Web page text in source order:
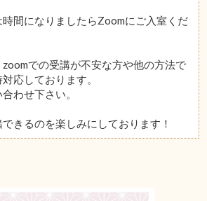
時間になりましたらZoomにご入室くだ
zoomでの受講が不安な方や他の方法で
対応しております。
わせ下さい。
できるのを楽しみにしております！